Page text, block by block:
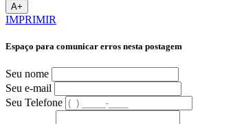
A+
IMPRIMIR
Espaço para comunicar erros nesta postagem
Seu nome
Seu e-mail
Seu Telefone